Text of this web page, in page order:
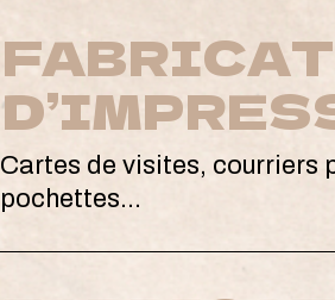
Cartes de visites, courriers
pochettes…